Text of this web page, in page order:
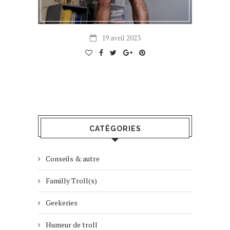
19 avril 2023
CATÉGORIES
Conseils & autre
Familly Troll(s)
Geekeries
Humeur de troll